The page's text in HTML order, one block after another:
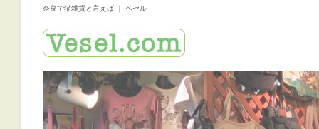
奈良で猫雑貨と言えば ｜ ベセル